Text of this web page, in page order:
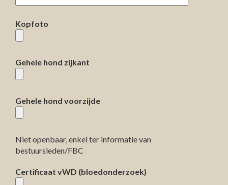
Kopfoto
Gehele hond zijkant
Gehele hond voorzijde
Niet openbaar, enkel ter informatie van
bestuursleden/FBC
Certificaat vWD (bloedonderzoek)